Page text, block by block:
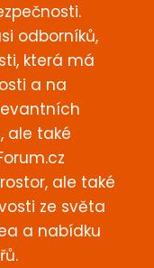
odborníků,
která má
a na
ale také
ale také
ze světa
a nabídku